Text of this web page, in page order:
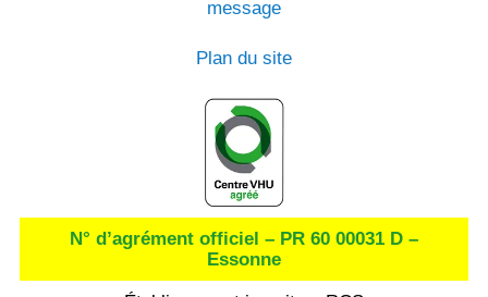
message
Plan du site
N° d’agrément officiel – PR 60 00031 D –
Essonne